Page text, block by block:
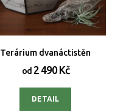
Terárium dvanáctistěn
od2 490 Kč
DETAIL